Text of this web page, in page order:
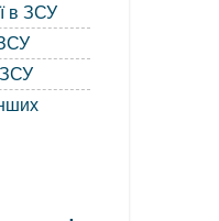
в ЗСУ
ЗСУ